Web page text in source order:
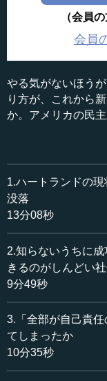
（会員
会員
やる気がないほう
り方が、これから
か。アメリカの民
うもので、いわば
根本だった自己責
しまったため、こ
たちのあいだでた
を起こしているの
※インタビュアー：
収録日：2024年10
追加日：2025年2月
カテゴリー：
哲学・思想
≪全文≫
●やる気がない
執行 明治も冷静に
的に出て、結果的
から。
―― 焼け野原にさ
1.ハートランドの
没落
13分08秒
2.知らないうちに
きるのがしんどい
9分49秒
3.「全部が自己責
てしまったか
10分35秒